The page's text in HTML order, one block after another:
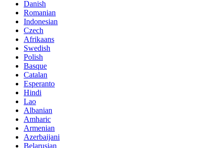
Danish
Romanian
Indonesian
Czech
Afrikaans
Swedish
Polish
Basque
Catalan
Esperanto
Hindi
Lao
Albanian
Amharic
Armenian
Azerbaijani
Belarusian